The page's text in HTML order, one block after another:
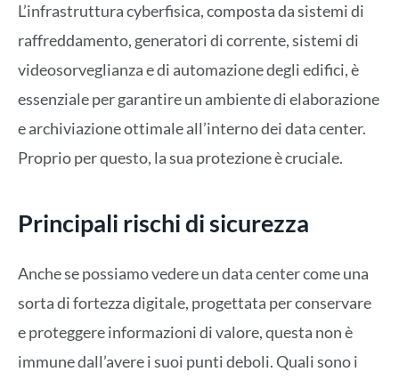
L’infrastruttura cyberfisica, composta da sistemi di
raffreddamento, generatori di corrente, sistemi di
videosorveglianza e di automazione degli edifici, è
essenziale per garantire un ambiente di elaborazione
e archiviazione ottimale all’interno dei data center.
Proprio per questo, la sua protezione è cruciale.
Principali rischi di sicurezza
Anche se possiamo vedere un data center come una
sorta di fortezza digitale, progettata per conservare
e proteggere informazioni di valore, questa non è
immune dall’avere i suoi punti deboli. Quali sono i